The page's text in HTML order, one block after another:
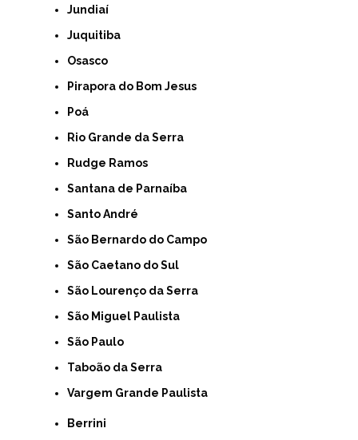
Jundiaí
Juquitiba
Osasco
Pirapora do Bom Jesus
Poá
Rio Grande da Serra
Rudge Ramos
Santana de Parnaíba
Santo André
São Bernardo do Campo
São Caetano do Sul
São Lourenço da Serra
São Miguel Paulista
São Paulo
Taboão da Serra
Vargem Grande Paulista
Berrini